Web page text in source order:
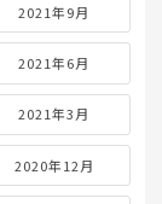
2021年9月
2021年6月
2021年3月
2020年12月